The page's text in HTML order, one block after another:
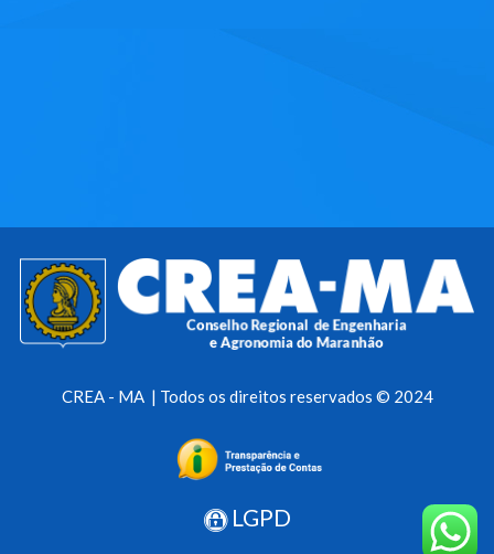
CREA - MA | Todos os direitos reservados © 2024
LGPD